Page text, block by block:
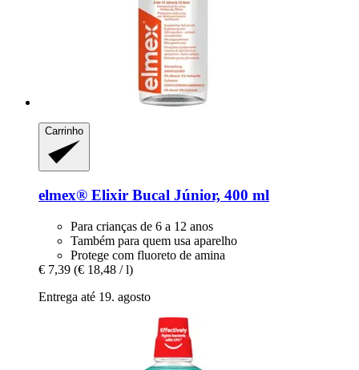
Carrinho
elmex® Elixir Bucal Júnior, 400 ml
Para crianças de 6 a 12 anos
Também para quem usa aparelho
Protege com fluoreto de amina
€ 7,39 (€ 18,48 / l)
Entrega até 19. agosto